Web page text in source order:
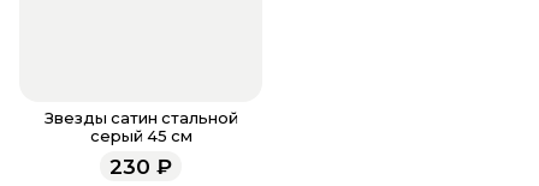
Звезды сатин стальной
серый 45 см
230 ₽